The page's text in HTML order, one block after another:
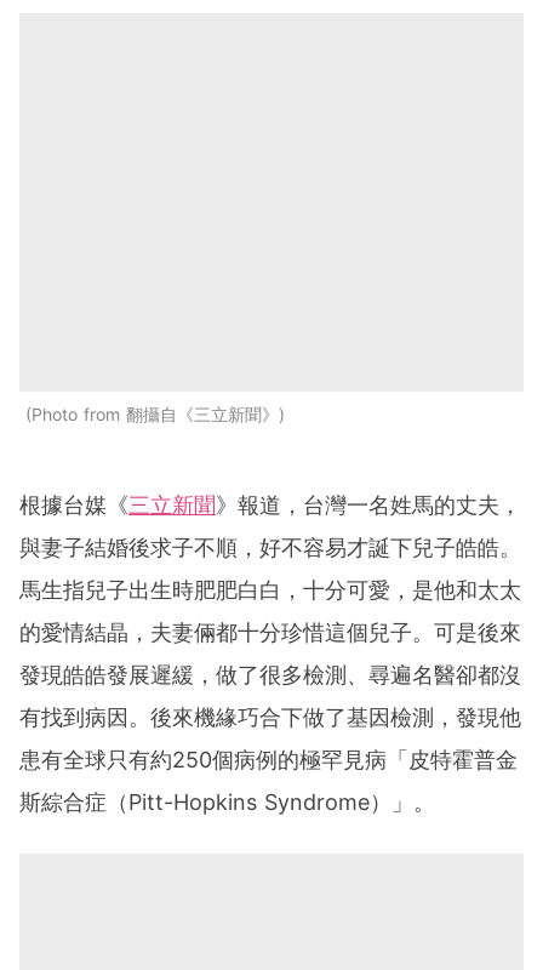
Photo from 翻攝自《三立新聞》
根據台媒《三立新聞》報道，台灣一名姓馬的丈夫，
與妻子結婚後求子不順，好不容易才誕下兒子皓皓。
馬生指兒子出生時肥肥白白，十分可愛，是他和太太
的愛情結晶，夫妻倆都十分珍惜這個兒子。可是後來
發現皓皓發展遲緩，做了很多檢測、尋遍名醫卻都沒
有找到病因。後來機緣巧合下做了基因檢測，發現他
患有全球只有約250個病例的極罕見病「皮特霍普金
斯綜合症（Pitt-Hopkins Syndrome）」。